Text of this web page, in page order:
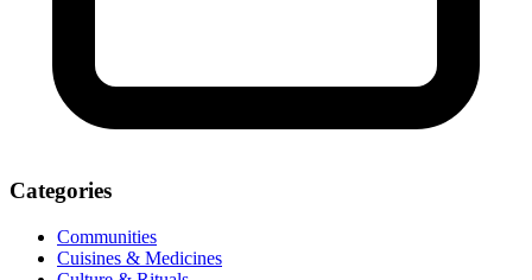
Categories
Communities
Cuisines & Medicines